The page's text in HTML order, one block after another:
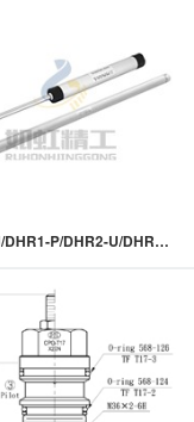
DHR1-U/DHR1-P/DHR2-U/DHR2-P